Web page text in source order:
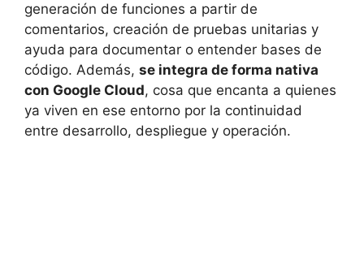
generación de funciones a partir de
comentarios, creación de pruebas unitarias y
ayuda para documentar o entender bases de
código. Además, se integra de forma nativa
con Google Cloud, cosa que encanta a quienes
ya viven en ese entorno por la continuidad
entre desarrollo, despliegue y operación.